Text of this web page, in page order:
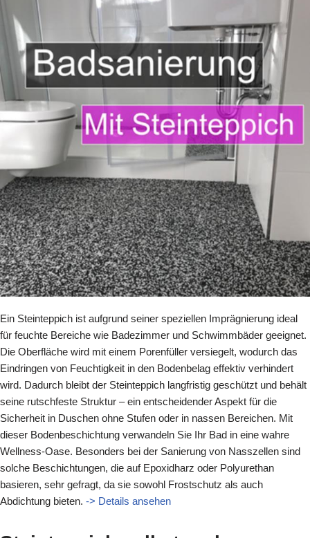
Ein Steinteppich ist aufgrund seiner speziellen Imprägnierung ideal
für feuchte Bereiche wie Badezimmer und Schwimmbäder geeignet.
Die Oberfläche wird mit einem Porenfüller versiegelt, wodurch das
Eindringen von Feuchtigkeit in den Bodenbelag effektiv verhindert
wird. Dadurch bleibt der Steinteppich langfristig geschützt und behält
seine rutschfeste Struktur – ein entscheidender Aspekt für die
Sicherheit in Duschen ohne Stufen oder in nassen Bereichen. Mit
dieser Bodenbeschichtung verwandeln Sie Ihr Bad in eine wahre
Wellness-Oase. Besonders bei der Sanierung von Nasszellen sind
solche Beschichtungen, die auf Epoxidharz oder Polyurethan
basieren, sehr gefragt, da sie sowohl Frostschutz als auch
Abdichtung bieten. -> Details ansehen